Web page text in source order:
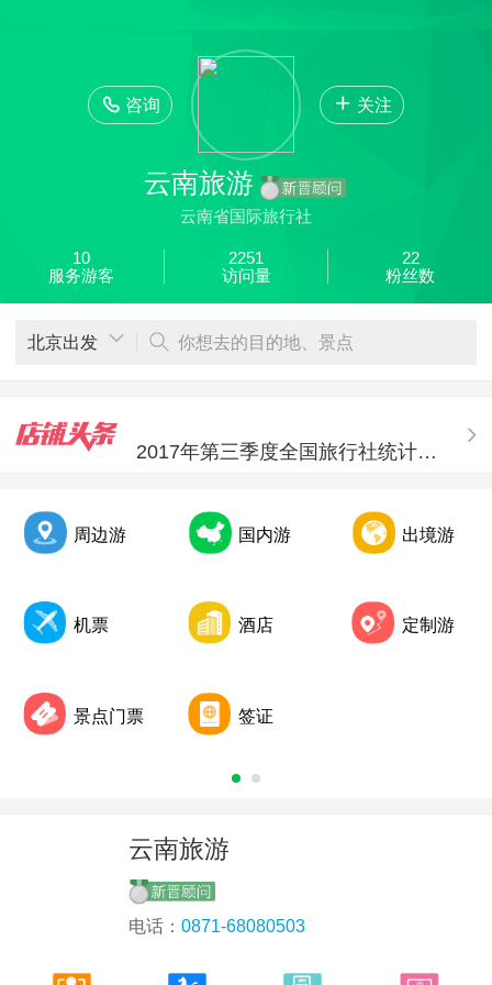
咨询 关注
云南旅游
云南省国际旅行社
10
服务游客
2251
访问量
22
粉丝数
北京出发 你想去的目的地、景点
《中国组团社按时付款报告》发布：27%组团社不按时付款
2017年第三季度全国旅行社统计调查公布
周边游 国内游 出境游
机票 酒店 定制游
景点门票 签证
云南旅游
电话： 0871-68080503